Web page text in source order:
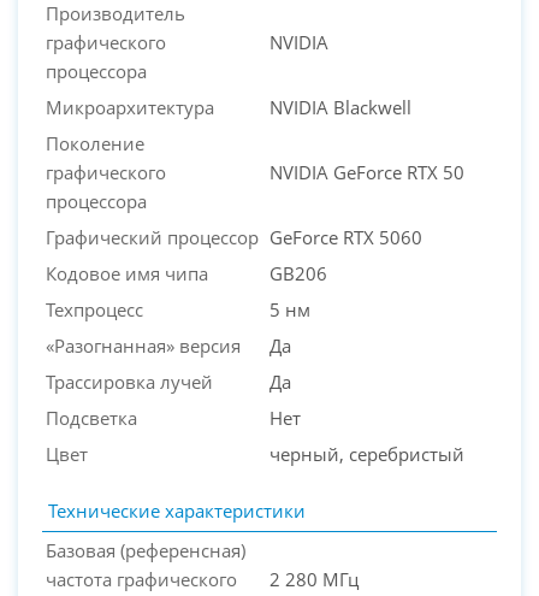
Производитель
графического
процессора
NVIDIA
Микроархитектура
NVIDIA Blackwell
Поколение
графического
процессора
NVIDIA GeForce RTX 50
Графический процессор GeForce RTX 5060
Кодовое имя чипа
GB206
Техпроцесс
5 нм
«Разогнанная» версия
Да
Трассировка лучей
Да
Подсветка
Нет
Цвет
черный, серебристый
Технические характеристики
Базовая (референсная)
частота графического
2 280 МГц